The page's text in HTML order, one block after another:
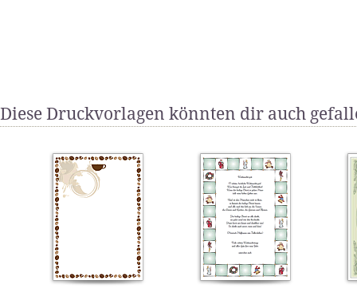
Diese Druckvorlagen könnten dir auch